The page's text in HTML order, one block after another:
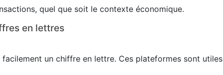
quel que soit le contexte économique.
en lettres
un chiffre en lettre. Ces plateformes sont utiles